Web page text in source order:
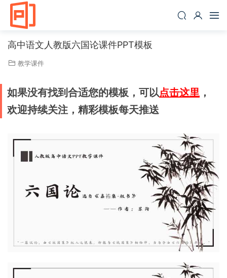
高中语文人教版六国论课件PPT模板
教学课件
如果没有找到合适您的模板，可以点击这里 ，
欢迎持续关注，精彩模板每天推送